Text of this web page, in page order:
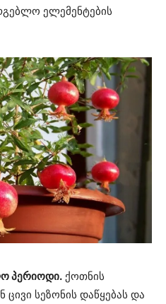
ელემენტების
პერიოდი. ქოთნის
ცივი სეზონის დაწყებას და